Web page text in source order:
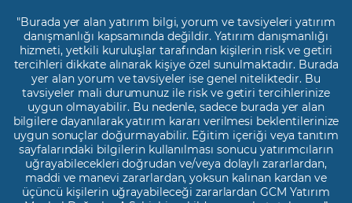
"Burada yer alan yatırım bilgi, yorum ve tavsiyeleri yatırım
danışmanlığı kapsamında değildir. Yatırım danışmanlığı
hizmeti, yetkili kuruluşlar tarafından kişilerin risk ve getiri
tercihleri dikkate alınarak kişiye özel sunulmaktadır. Burada
yer alan yorum ve tavsiyeler ise genel niteliktedir. Bu
tavsiyeler mali durumunuz ile risk ve getiri tercihlerinize
uygun olmayabilir. Bu nedenle, sadece burada yer alan
bilgilere dayanılarak yatırım kararı verilmesi beklentilerinize
uygun sonuçlar doğurmayabilir. Eğitim içeriği veya tanıtım
sayfalarındaki bilgilerin kullanılması sonucu yatırımcıların
uğrayabilecekleri doğrudan ve/veya dolaylı zararlardan,
maddi ve manevi zararlardan, yoksun kalınan kardan ve
üçüncü kişilerin uğrayabileceği zararlardan GCM Yatırım